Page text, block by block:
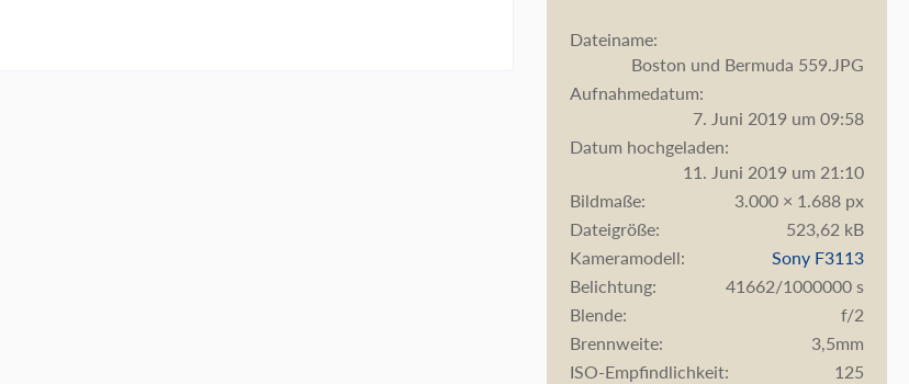
Dateiname
Boston und Bermuda 559.JPG
Aufnahmedatum
7. Juni 2019 um 09:58
Datum hochgeladen
11. Juni 2019 um 21:10
Bildmaße
3.000 × 1.688 px
Dateigröße
523,62 kB
Kameramodell
Sony F3113
Belichtung
41662/1000000 s
Blende
f/2
Brennweite
3,5mm
ISO-Empfindlichkeit
125